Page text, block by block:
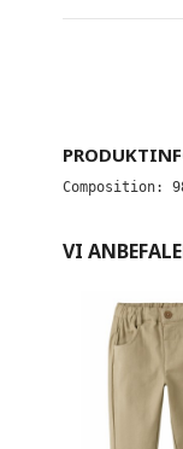
Composition:
VI